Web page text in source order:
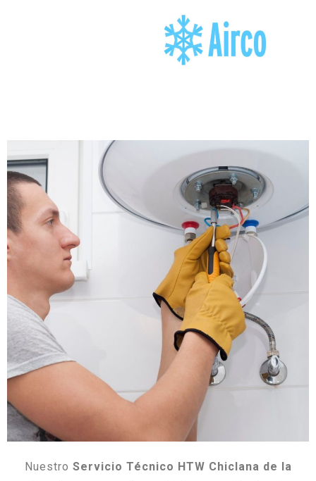
Nuestro Servicio Técnico HTW Chiclana de la